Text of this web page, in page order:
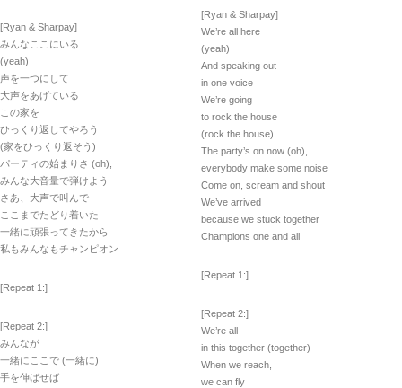
[Ryan & Sharpay]
みんなここにいる
(yeah)
声を一つにして
大声をあげている
この家を
ひっくり返してやろう
(家をひっくり返そう)
パーティの始まりさ (oh),
みんな大音量で弾けよう
さあ、大声で叫んで
ここまでたどり着いた
一緒に頑張ってきたから
私もみんなもチャンピオン
[Repeat 1:]
[Repeat 2:]
みんなが
一緒にここで (一緒に)
手を伸ばせば
[Ryan & Sharpay]
We’re all here
(yeah)
And speaking out
in one voice
We’re going
to rock the house
(rock the house)
The party’s on now (oh),
everybody make some noise
Come on, scream and shout
We’ve arrived
because we stuck together
Champions one and all
[Repeat 1:]
[Repeat 2:]
We’re all
in this together (together)
When we reach,
we can fly